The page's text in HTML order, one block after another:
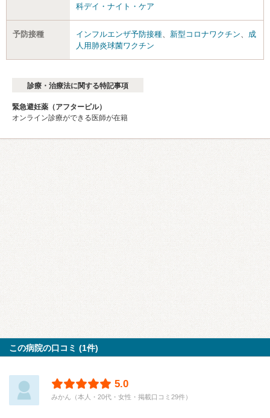
科デイ・ナイト・ケア
予防接種 インフルエンザ予防接種 新型コロナワクチン
成
人用肺炎球菌ワクチン
診療・治療法に関する特記事項
緊急避妊薬（アフターピル）
オンライン診療ができる医師が在籍
この病院の口コミ (1件)
5.0
みかん（本人・20代・女性・掲載口コミ29件）